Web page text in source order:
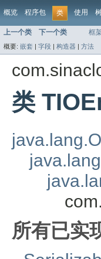
概览 程序包 类 使用
上一个类 下一个类 框
概要: 嵌套 | 字段 | 构造器 | 方法
类
所有已实